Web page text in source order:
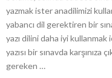
yazmak ister anadilimizi
yabancı dil gerektiren bir
yazı dilini daha iyi
yazısı bir sınavda
gereken …